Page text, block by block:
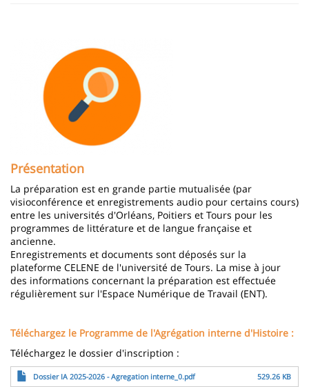
Présentation
La préparation est en grande partie mutualisée (par
visioconférence et enregistrements audio pour certains cours)
entre les universités d'Orléans, Poitiers et Tours pour les
programmes de littérature et de langue française et
ancienne.
Enregistrements et documents sont déposés sur la
plateforme CELENE de l'université de Tours. La mise à jour
des informations concernant la préparation est effectuée
régulièrement sur l'Espace Numérique de Travail (ENT).
Téléchargez le Programme de l'Agrégation interne d'Histoire :
Téléchargez le dossier d'inscription :
File
Dossier IA 2025-2026 - Agregation interne_0.pdf 529.26 KB